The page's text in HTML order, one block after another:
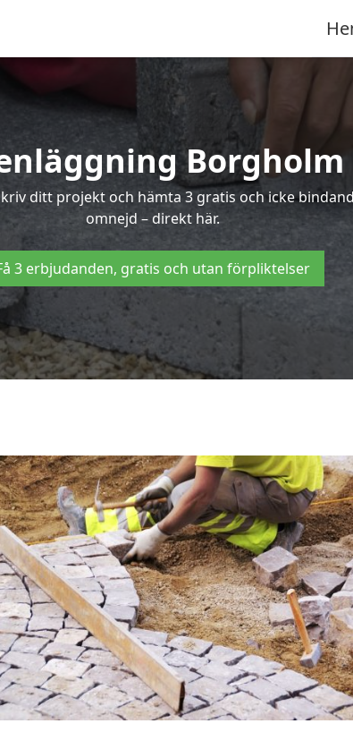
Borgholm
ditt projekt och hämta 3 gratis och icke
omnejd – direkt här.
3 erbjudanden, gratis och utan förpliktelser